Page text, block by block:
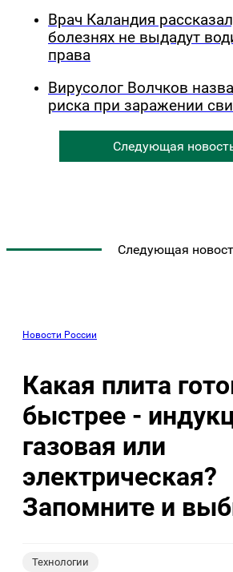
Врач Каландия
болезнях не выдадут
права
Вирусолог Волчков
риска при заражении
Следующая
Следующая
Новости России
Какая плита
быстрее -
газовая или
электрическая?
Запомните и
Технологии